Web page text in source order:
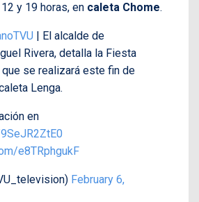
y 19 horas, en caleta Chome.
| El alcalde de
Rivera, detalla la Fiesta
que se realizará este fin de
Lenga.
en
e8TRphgukF
February 6,